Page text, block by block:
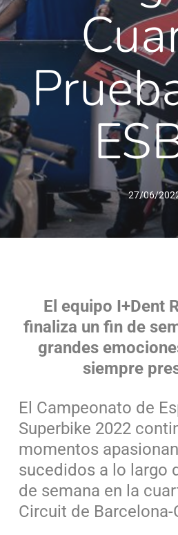
27/06/
El equipo I+Dent
finaliza un fin de
grandes
siempre
El Campeonato de
Superbike 2022
momentos
sucedidos a lo largo
de semana en la
Circuit de Barcelona-